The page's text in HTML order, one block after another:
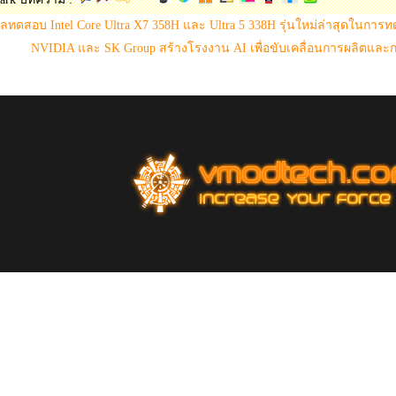
ทดสอบ Intel Core Ultra X7 358H และ Ultra 5 338H รุ่นใหม่ล่าสุดในการท
NVIDIA และ SK Group สร้างโรงงาน AI เพื่อขับเคลื่อนการผลิตแล